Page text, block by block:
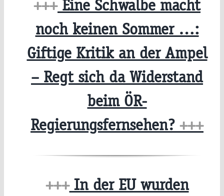
+++Eine Schwalbe macht
noch keinen Sommer …:
Giftige Kritik an der Ampel
– Regt sich da Widerstand
beim ÖR-
Regierungsfernsehen? +++
+++In der EU wurden